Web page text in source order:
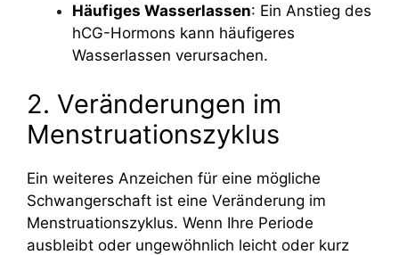
Häufiges Wasserlassen: Ein Anstieg des
hCG-Hormons kann häufigeres
Wasserlassen verursachen.
2. Veränderungen im
Menstruationszyklus
Ein weiteres Anzeichen für eine mögliche
Schwangerschaft ist eine Veränderung im
Menstruationszyklus. Wenn Ihre Periode
ausbleibt oder ungewöhnlich leicht oder kurz